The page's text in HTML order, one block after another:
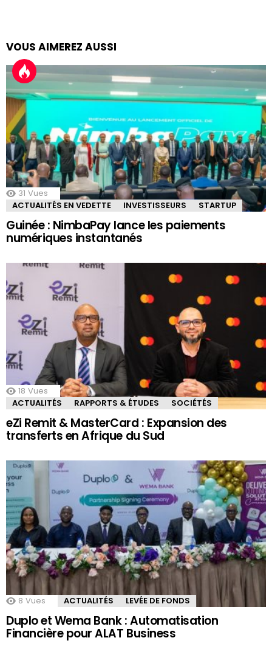
VOUS AIMEREZ AUSSI
31 Vues
ACTUALITÉS EN VEDETTE
INVESTISSEURS STARTUP
Guinée : NimbaPay lance les paiements
numériques instantanés
18 Vues
ACTUALITÉS
RAPPORTS & ÉTUDES SOCIÉTÉS
eZi Remit & MasterCard : Expansion des
transferts en Afrique du Sud
8 Vues ACTUALITÉS LEVÉE DE FONDS
Duplo et Wema Bank : Automatisation
Financière pour ALAT Business